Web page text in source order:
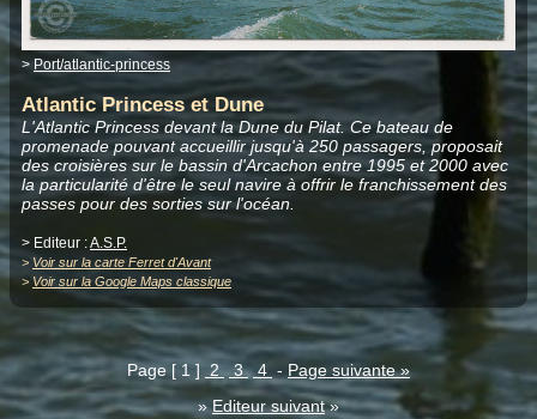
>Port/atlantic-princess
Atlantic Princess et Dune
L'Atlantic Princess devant la Dune du Pilat. Ce bateau de
promenade pouvant accueillir jusqu'à 250 passagers, proposait
des croisières sur le bassin d'Arcachon entre 1995 et 2000 avec
la particularité d'être le seul navire à offrir le franchissement des
passes pour des sorties sur l'océan.
> Editeur :A.S.P.
> Voir sur la carte Ferret d'Avant
> Voir sur la Google Maps classique
Page [ 1 ] 2 3 4 - Page suivante »
»Editeur suivant»